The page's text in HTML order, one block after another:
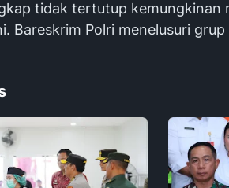
tidak tertutup kemungkinan
Bareskrim Polri menelusuri